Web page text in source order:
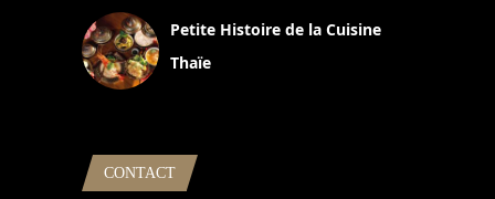
Petite Histoire de la Cuisine
Thaïe
CONTACT